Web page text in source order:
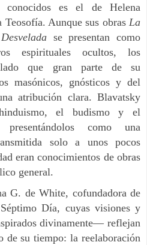
es el de Helena
Aunque sus obras La
se presentan como
espirituales ocultos, los
que gran parte de su
masónicos, gnósticos y del
atribución clara. Blavatsky
el budismo y el
presentándolos como una
solo a unos pocos
eran conocimientos de obras
general.
G. de White, cofundadora de
Día, cuyas visiones y
divinamente— reflejan
de su tiempo: la reelaboración